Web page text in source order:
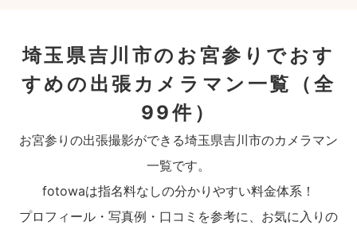
埼玉県吉川市のお宮参りでおす
すめの出張カメラマン一覧
（全
99件）
お宮参りの出張撮影ができる埼玉県吉川市のカメラマン
一覧です。
fotowaは指名料なしの分かりやすい料金体系！
プロフィール・写真例・口コミを参考に、お気に入りの